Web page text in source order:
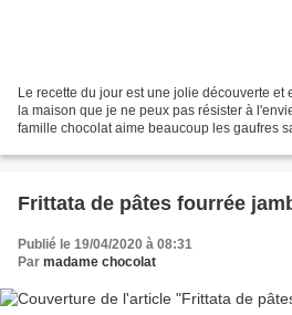
Le recette du jour est une jolie découverte et
la maison que je ne peux pas résister à
famille chocolat aime beaucoup les gaufres
Frittata de pâtes fourrée
Publié le 19/04/2020 à 08:31
Par madame chocolat